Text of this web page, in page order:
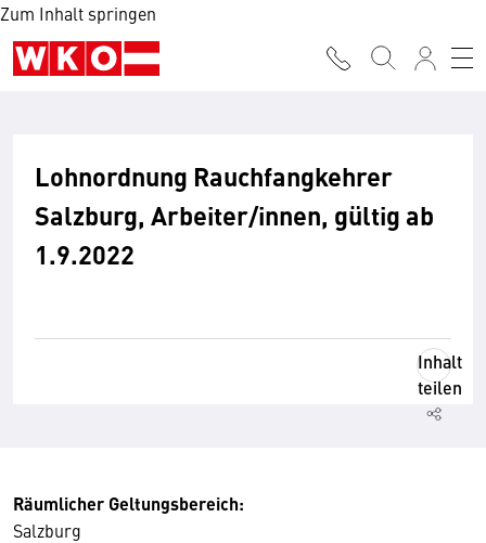
Zum Inhalt springen
Lohnordnung Rauchfangkehrer
Salzburg, Arbeiter/innen, gültig ab
1.9.2022
Inhalt
teilen
Räumlicher Geltungsbereich:
Salzburg